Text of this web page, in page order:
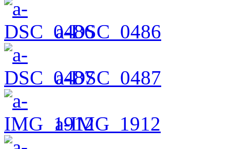
a-DSC_0486
a-DSC_0487
a-IMG_1912